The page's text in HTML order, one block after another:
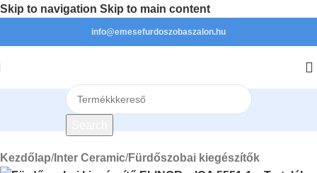
Skip to navigation Skip to main content
info@emesefurdoszobaszalon.hu
Kezdőlap/Inter Ceramic/Fürdőszobai kiegészítők